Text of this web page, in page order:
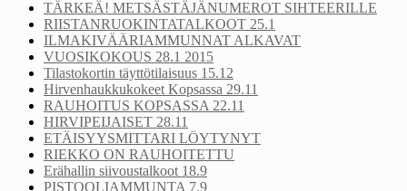
TÄRKEÄ! METSÄSTÄJÄNUMEROT SIHTEERILLE
RIISTANRUOKINTATALKOOT 25.1
ILMAKIVÄÄRIAMMUNNAT ALKAVAT
VUOSIKOKOUS 28.1 2015
Tilastokortin täyttötilaisuus 15.12
Hirvenhaukkukokeet Kopsassa 29.11
RAUHOITUS KOPSASSA 22.11
HIRVIPEIJAISET 28.11
ETÄISYYSMITTARI LÖYTYNYT
RIEKKO ON RAUHOITETTU
Erähallin siivoustalkoot 18.9
PISTOOLIAMMUNTA 7.9